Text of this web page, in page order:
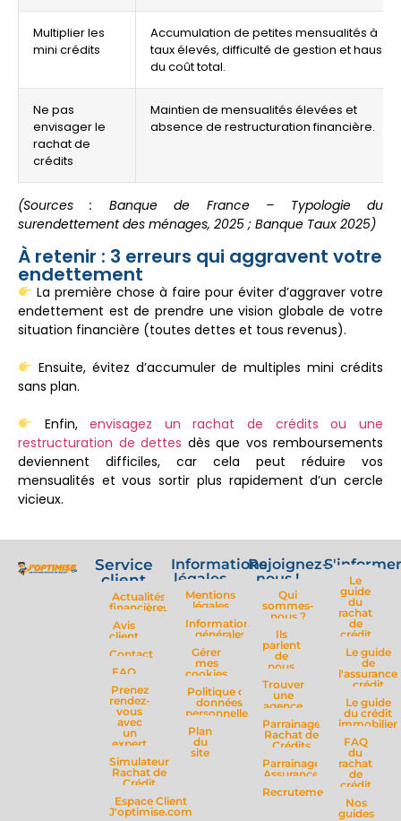
Multiplier les
mini crédits
Accumulation de petites mensualités à
taux élevés, difficulté de gestion et hausse
du coût total.
Ne pas
envisager le
rachat de
crédits
Maintien de mensualités élevées et
absence de restructuration financière.
(Sources : Banque de France – Typologie du
surendettement des ménages, 2025 ; Banque Taux 2025)
À retenir : 3 erreurs qui aggravent votre
endettement
La première chose à faire pour éviter d’aggraver votre
endettement est de prendre une vision globale de votre
situation financière (toutes dettes et tous revenus).
Ensuite, évitez d’accumuler de multiples mini crédits
sans plan.
Enfin,envisagez un rachat de crédits ou une
restructuration de dettes dès que vos remboursements
deviennent difficiles, car cela peut réduire vos
mensualités et vous sortir plus rapidement d’un cercle
vicieux.
Service
client
Actualités
financières
Avis
client
Contact
FAQ
Prenez
rendez-
vous
avec
un
expert
Simulateur
Rachat de
Crédit
Espace Client
J'optimise.com
Informations
légales
Mentions
légales
Informations
générales
Gérer
mes
cookies
Politique de
données
personnelles
Plan
du
site
Rejoignez-
nous !
Qui
sommes-
nous ?
Ils
parlent
de
nous
Trouver
une
agence
Parrainage
Rachat de
Crédits
Parrainage
Assurance
Recrutement
Le
guide
du
rachat
de
crédit
Le guide
de
l'assurance
crédit
Le guide
du crédit
immobilier
FAQ
du
rachat
de
crédit
Nos
guides